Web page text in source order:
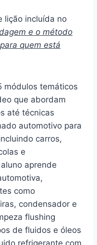
lição incluída no
e o método
quem está
módulos temáticos
que abordam
até técnicas
automotivo para
carros,
e
aprende
como
condensador e
flushing
de fluidos e óleos